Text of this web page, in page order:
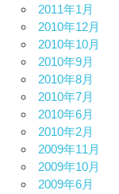
2011年1月
2010年12月
2010年10月
2010年9月
2010年8月
2010年7月
2010年6月
2010年2月
2009年11月
2009年10月
2009年6月